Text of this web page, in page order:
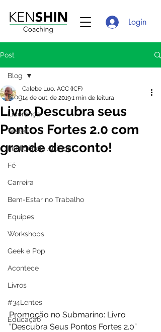
Login
Post
Blog
Liderança
Testes
Inteligência Artificial
Fé
Carreira
Bem-Estar no Trabalho
Equipes
Workshops
Geek e Pop
Acontece
Livros
#34Lentes
Educação
Blog
Livro Descubra seus
Pontos Fortes 2.0 com
grande desconto!
Calebe Luo, ACC (ICF)
14 de out. de 20191 min de leitura
Promoção no Submarino: Livro
“Descubra Seus Pontos Fortes 2.0”